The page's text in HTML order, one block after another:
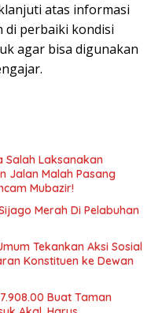
atas informasi
di perbaiki kondisi
agar bisa digunakan
Salah Laksanakan
Jalan Malah Pasang
Mubazir!
Merah Di Pelabuhan
Tekankan Aksi Sosial
Konstituen ke Dewan
Buat Taman